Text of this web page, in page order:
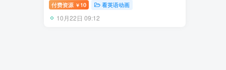
付费资源 ￥ 10 看英语动画
10月22日 09:12